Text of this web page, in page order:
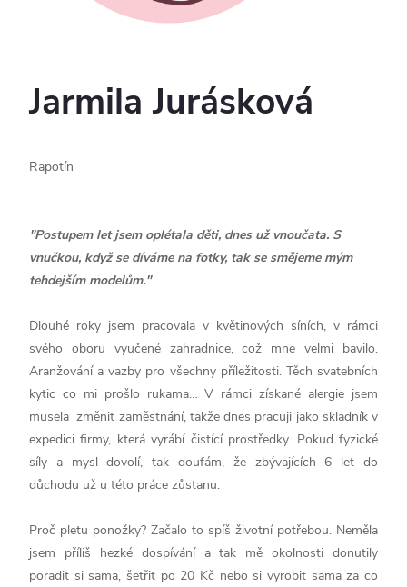
Jarmila Jurásková
Rapotín
"Postupem let jsem oplétala děti, dnes už vnoučata. S
vnučkou, když se díváme na fotky, tak se smějeme mým
tehdejším modelům."
Dlouhé roky jsem pracovala v květinových síních, v rámci
svého oboru vyučené zahradnice, což mne velmi bavilo.
Aranžování a vazby pro všechny příležitosti. Těch svatebních
kytic co mi prošlo rukama… V rámci získané alergie jsem
musela změnit zaměstnání, takže dnes pracuji jako skladník v
expedici firmy, která vyrábí čistící prostředky. Pokud fyzické
síly a mysl dovolí, tak doufám, že zbývajících 6 let do
důchodu už u této práce zůstanu.
Proč pletu ponožky? Začalo to spíš životní potřebou. Neměla
jsem příliš hezké dospívání a tak mě okolnosti donutily
poradit si sama, šetřit po 20 Kč nebo si vyrobit sama za co